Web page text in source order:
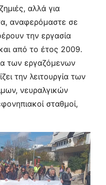
αλλά για
αναφερόμαστε σε
την εργασία
από το έτος 2009.
των εργαζόμενων
την λειτουργία των
νευραλγικών
σταθμοί,